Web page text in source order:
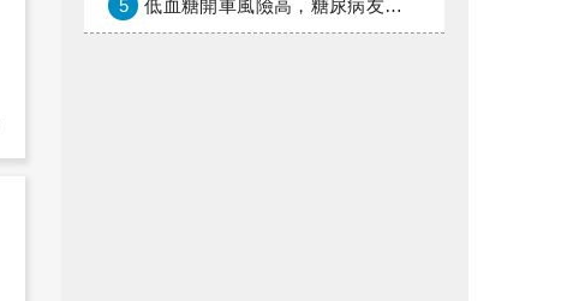
5 低血糖開車風險高，糖尿病友上路必學的安全守則